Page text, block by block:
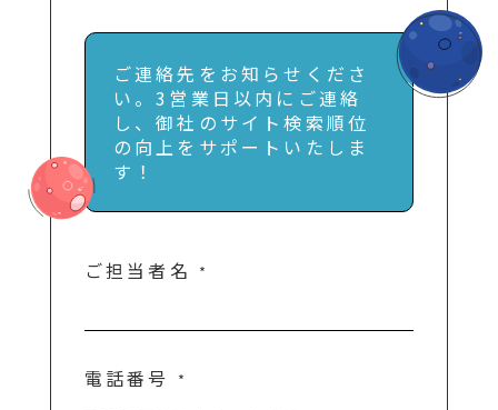
ご連絡先をお知らせくださ
い。3営業日以内にご連絡
し、御社のサイト検索順位
の向上をサポートいたしま
す！
ご担当者名 *
電話番号 *